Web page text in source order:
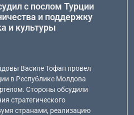
с послом Турции
и поддержку
и культуры
Василе Тофан провел
в Республике Молдова
Стороны обсудили
стратегического
странами, реализацию